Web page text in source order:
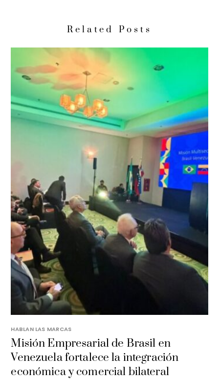
Related Posts
HABLAN LAS MARCAS
Misión Empresarial de Brasil en
Venezuela fortalece la integración
económica y comercial bilateral